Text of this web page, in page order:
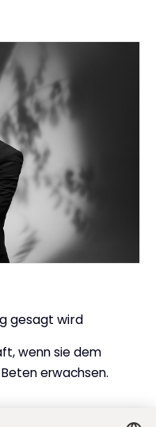
gesagt wird
wenn sie dem
erwachsen.